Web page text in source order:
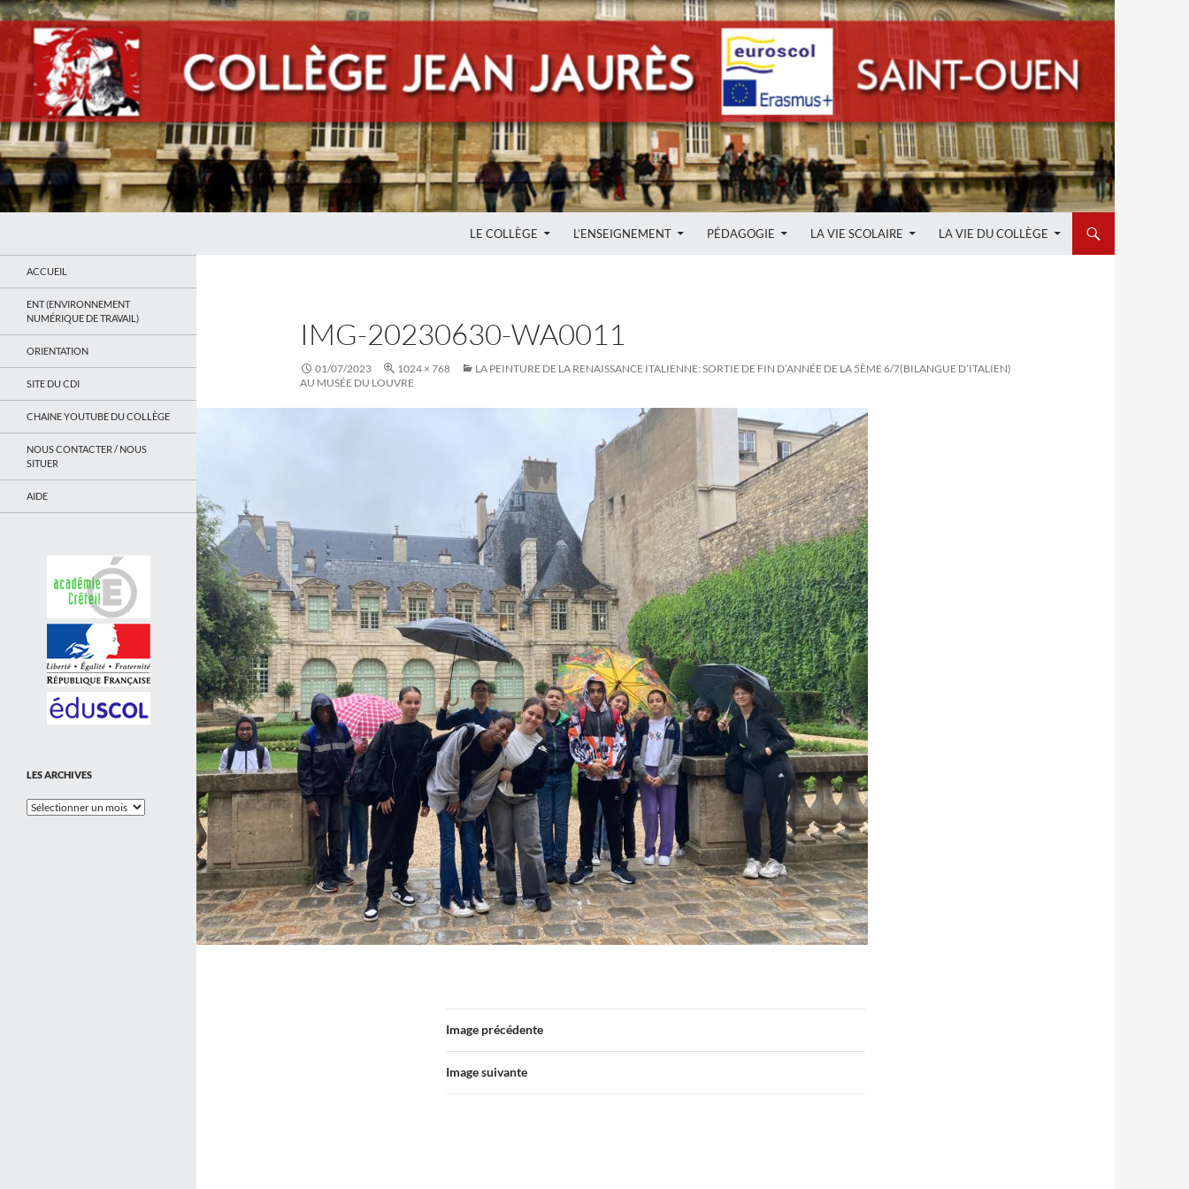
LE COLLÈGE L’ENSEIGNEMENT PÉDAGOGIE LA VIE SCOLAIRE LA VIE DU COLLÈGE
IMG-20230630-WA0011
01/07/2023 1024 × 768
LA PEINTURE DE LA RENAISSANCE ITALIENNE: SORTIE DE FIN D’ANNÉE DE LA 5ÈME 6/7(BILANGUE D’ITALIEN)
AU MUSÉE DU LOUVRE
Image précédente
Image suivante
ACCUEIL
ENT (ENVIRONNEMENT
NUMÉRIQUE DE TRAVAIL)
ORIENTATION
SITE DU CDI
CHAINE YOUTUBE DU COLLÈGE
NOUS CONTACTER / NOUS
SITUER
AIDE
LES ARCHIVES
Les